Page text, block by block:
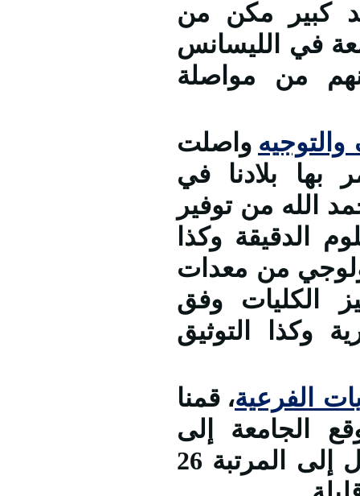
كبير مكن من
في الليسانس
من مواصلة
واصلت
بها بلادنا في
الله من توفير
الدقيقة وكذا
من معدات
الكليات وفق
وكذا التوثيق
الفرعية، قمنا
الجامعة إلى
مستويات كبرى حيث تمكنا من الوصول إلى المرتبة 26